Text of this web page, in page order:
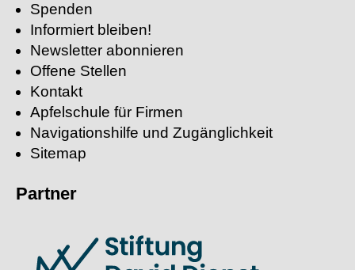
Spenden
Informiert bleiben!
Newsletter abonnieren
Offene Stellen
Kontakt
Apfelschule für Firmen
Navigationshilfe und Zugänglichkeit
Sitemap
Partner